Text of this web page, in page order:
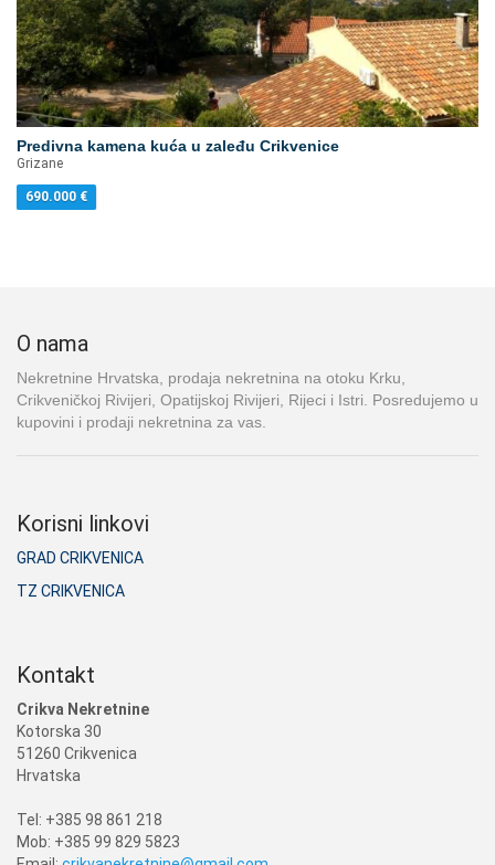
Predivna kamena kuća u zaleđu Crikvenice
Grizane
690.000 €
O nama
Nekretnine Hrvatska, prodaja nekretnina na otoku Krku,
Crikveničkoj Rivijeri, Opatijskoj Rivijeri, Rijeci i Istri. Posredujemo u
kupovini i prodaji nekretnina za vas.
Korisni linkovi
GRAD CRIKVENICA
TZ CRIKVENICA
Kontakt
Crikva Nekretnine
Kotorska 30
51260 Crikvenica
Hrvatska
Tel: +385 98 861 218
Mob: +385 99 829 5823